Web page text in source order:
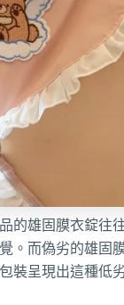
的雄固膜衣錠往
。而偽劣的雄固
裝呈現出這種低